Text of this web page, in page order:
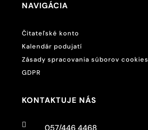
NAVIGÁCIA
Čitateľské konto
Kalendár podujatí
Zásady spracovania súborov cookies
GDPR
KONTAKTUJE NÁS
